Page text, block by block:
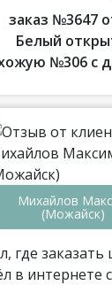
заказ №3647
Белый
№306 с
Михайлов
(Можайск)
где
в интернете